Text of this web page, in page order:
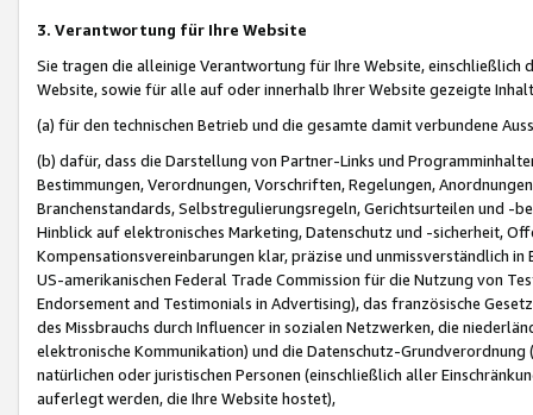
3. Verantwortung für Ihre Website
Sie tragen die alleinige Verantwortung für Ihre Website,
Website, sowie für alle auf oder innerhalb Ihrer Website gezeigte
(a) für den technischen Betrieb und die gesamte damit verbundene
(b) dafür, dass die Darstellung von Partner-Links und
Bestimmungen, Verordnungen, Vorschriften, Regelungen,
Branchenstandards, Selbstregulierungsregeln, Gerichtsurteilen und -
Hinblick auf elektronisches Marketing, Datenschutz und -sicherheit,
Kompensationsvereinbarungen klar, präzise und unmissverständlich
US-amerikanischen Federal Trade Commission für die Nutzung von
Endorsement and Testimonials in Advertising), das französische
des Missbrauchs durch Influencer in sozialen Netzwerken, die
elektronische Kommunikation) und die Datenschutz-
natürlichen oder juristischen Personen (einschließlich aller
auferlegt werden, die Ihre Website hostet),